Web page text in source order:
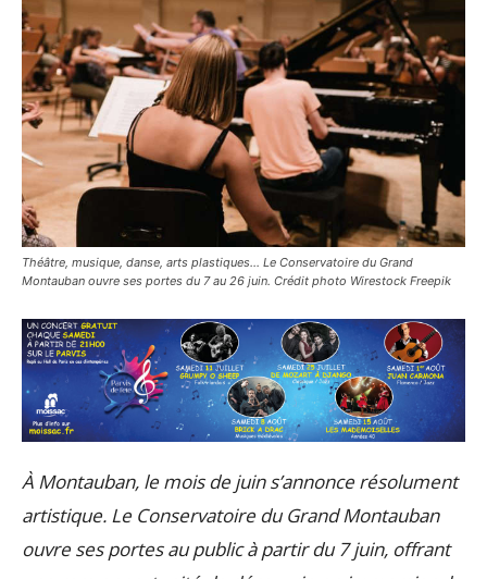
Théâtre, musique, danse, arts plastiques… Le Conservatoire du Grand
Montauban ouvre ses portes du 7 au 26 juin. Crédit photo Wirestock Freepik
À Montauban, le mois de juin s’annonce résolument
artistique. Le Conservatoire du Grand Montauban
ouvre ses portes au public à partir du 7 juin, offrant